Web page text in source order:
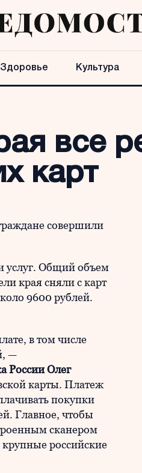
Здоровье Культура
все
карт
совершили
услуг. Общий объем
края сняли с карт
9600 рублей.
в том числе
—
России Олег
карты. Платеж
покупки
Главное, чтобы
сканером
российские